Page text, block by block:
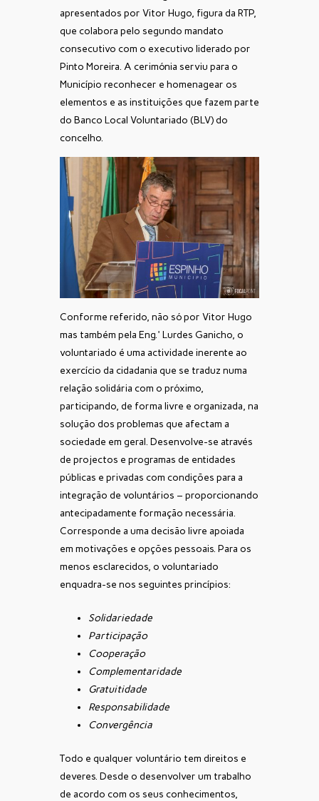
apresentados por Vitor Hugo, figura da RTP,
que colabora pelo segundo mandato
consecutivo com o executivo liderado por
Pinto Moreira. A cerimónia serviu para o
Município reconhecer e homenagear os
elementos e as instituições que fazem parte
do Banco Local Voluntariado (BLV) do
concelho.
Conforme referido, não só por Vitor Hugo
mas também pela Eng.ª Lurdes Ganicho, o
voluntariado é uma actividade inerente ao
exercício da cidadania que se traduz numa
relação solidária com o próximo,
participando, de forma livre e organizada, na
solução dos problemas que afectam a
sociedade em geral. Desenvolve-se através
de projectos e programas de entidades
públicas e privadas com condições para a
integração de voluntários – proporcionando
antecipadamente formação necessária.
Corresponde a uma decisão livre apoiada
em motivações e opções pessoais. Para os
menos esclarecidos, o voluntariado
enquadra-se nos seguintes princípios:
Solidariedade
Participação
Cooperação
Complementaridade
Gratuitidade
Responsabilidade
Convergência
Todo e qualquer voluntário tem direitos e
deveres. Desde o desenvolver um trabalho
de acordo com os seus conhecimentos,